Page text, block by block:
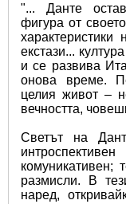
"... Данте
фигура от
характеристики
екстази...
и се развива
онова време.
целия живот –
вечността,
Светът на
комуникативен;
размисли. В
наред,